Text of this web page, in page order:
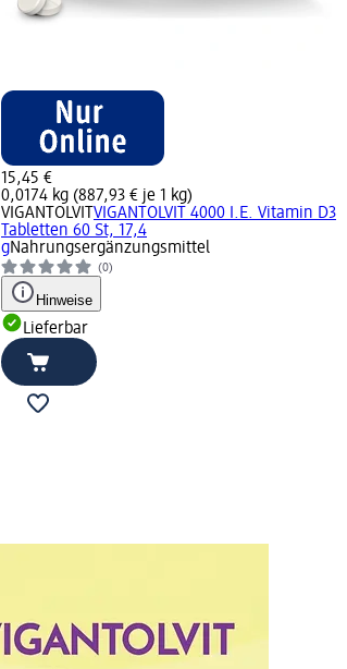
15,45 €
0,0174 kg (887,93 € je 1 kg)
VIGANTOLVITVIGANTOLVIT 4000 I.E. Vitamin D3
Tabletten 60 St, 17,4
gNahrungsergänzungsmittel
(0)
Hinweise
Lieferbar